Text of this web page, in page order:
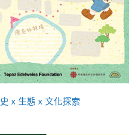
x 生態 x 文化探索